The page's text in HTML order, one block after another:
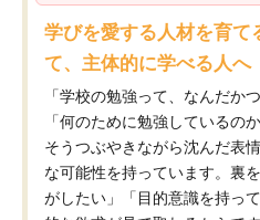
学びを愛する人材を育て
て、主体的に学べる人へ
「学校の勉強って、なんだか
「何のために勉強しているの
そうつぶやきながら沈んだ表
な可能性を持っています。裏
がしたい」「目的意識を持っ